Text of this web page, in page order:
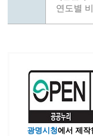
연도별
광명시청에서 제작